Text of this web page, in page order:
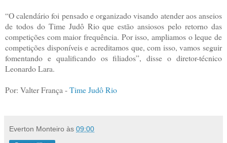
“O calendário foi pensado e organizado visando atender aos anseios
de todos do Time Judô Rio que estão ansiosos pelo retorno das
competições com maior frequência. Por isso, ampliamos o leque de
competições disponíveis e acreditamos que, com isso, vamos seguir
fomentando e qualificando os filiados”, disse o diretor-técnico
Leonardo Lara.
Por: Valter França -Time Judô Rio
Everton Monteiro às 09:00